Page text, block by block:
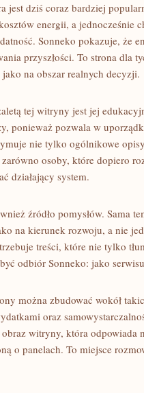
jest dziś coraz bardziej
energii, a jednocześnie
Sonneko pokazuje, że
przyszłości. To strona dla
jako na obszar realnych decyzji.
tej witryny jest jej
ponieważ pozwala w
nie tylko ogólnikowe
zarówno osoby, które dopiero
działający system.
źródło pomysłów. Sama
na kierunek rozwoju, a nie
treści, które nie tylko
odbiór Sonneko: jako
można zbudować wokół
oraz
witryny, która odpowiada
o panelach. To miejsce